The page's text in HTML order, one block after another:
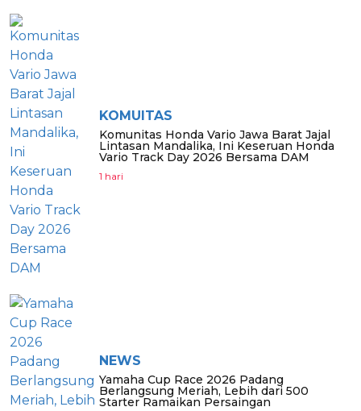
KOMUITAS
Komunitas Honda Vario Jawa Barat Jajal
Lintasan Mandalika, Ini Keseruan Honda
Vario Track Day 2026 Bersama DAM
1 hari
NEWS
Yamaha Cup Race 2026 Padang
Berlangsung Meriah, Lebih dari 500
Starter Ramaikan Persaingan